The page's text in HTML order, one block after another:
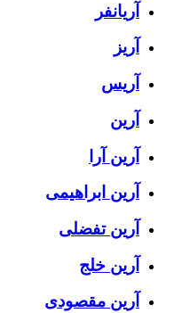
آریانفر
آریز
آریس
آرین
آرین آرا
آرین ابراهیمی
آرین تفضلی
آرین خلج
آرین مقصودی